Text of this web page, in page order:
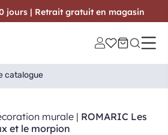
murale | ROMARIC Les
et le morpion
jours | Retrait gratuit en magasin